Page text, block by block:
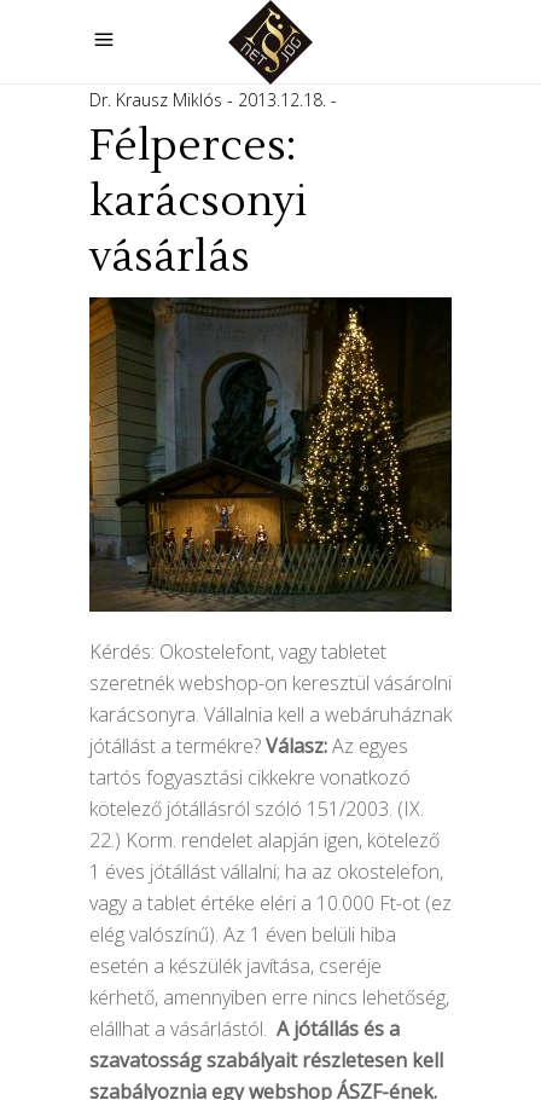
Dr. Krausz Miklós 2013.12.18.
Félperces:
karácsonyi
vásárlás
Kérdés: Okostelefont, vagy tabletet
szeretnék webshop-on keresztül vásárolni
karácsonyra. Vállalnia kell a webáruháznak
jótállást a termékre?Válasz:Az egyes
tartós fogyasztási cikkekre vonatkozó
kötelező jótállásról szóló 151/2003. (IX.
22.) Korm. rendelet alapján igen, kötelező
1 éves jótállást vállalni; ha az okostelefon,
vagy a tablet értéke eléri a 10.000 Ft-ot (ez
elég valószínű). Az 1 éven belüli hiba
esetén a készülék javítása, cseréje
kérhető, amennyiben erre nincs lehetőség,
elállhat a vásárlástól. A jótállás és a
szavatosság szabályait részletesen kell
szabályoznia egy webshop ÁSZF-ének.